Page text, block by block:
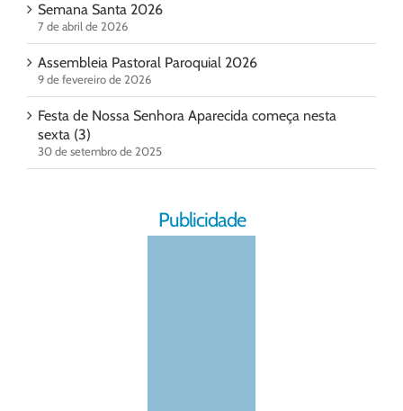
Semana Santa 2026
7 de abril de 2026
Assembleia Pastoral Paroquial 2026
9 de fevereiro de 2026
Festa de Nossa Senhora Aparecida começa nesta
sexta (3)
30 de setembro de 2025
Publicidade